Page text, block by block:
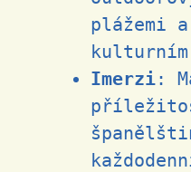
plážemi a
Imerzi: